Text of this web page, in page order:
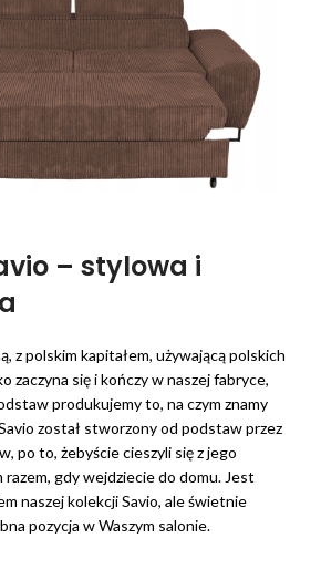
– stylowa i
z polskim kapitałem, używającą polskich
zaczyna się i kończy w naszej fabryce,
produkujemy to, na czym znamy
został stworzony od podstaw przez
po to, żebyście cieszyli się z jego
razem, gdy wejdziecie do domu. Jest
naszej kolekcji Savio, ale świetnie
pozycja w Waszym salonie.